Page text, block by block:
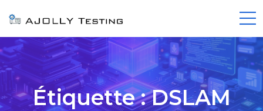
Étiquette :DSLAM